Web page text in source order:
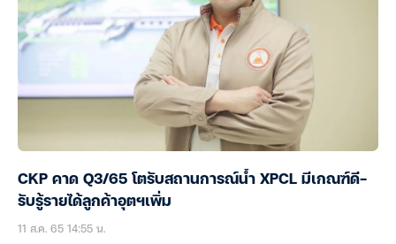
CKP คาด Q3/65 โตรับสถานการณ์น้ำ XPCL มีเกณฑ์ดี-
รับรู้รายได้ลูกค้าอุตฯเพิ่ม
11 ส.ค. 65 14:55 น.